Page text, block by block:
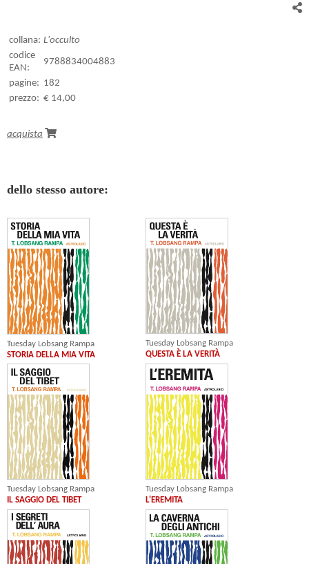
collana: L'occulto
codice
EAN:
9788834004883
pagine: 182
prezzo: € 14,00
acquista
dello stesso autore:
Tuesday Lobsang Rampa
STORIA DELLA MIA VITA
Tuesday Lobsang Rampa
QUESTA È LA VERITÀ
Tuesday Lobsang Rampa
IL SAGGIO DEL TIBET
Tuesday Lobsang Rampa
L'EREMITA